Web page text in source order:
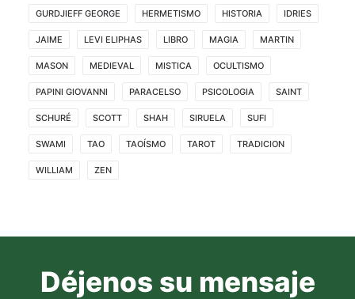
GURDJIEFF GEORGE HERMETISMO HISTORIA IDRIES
JAIME LEVI ELIPHAS LIBRO MAGIA MARTIN
MASON MEDIEVAL MISTICA OCULTISMO
PAPINI GIOVANNI PARACELSO PSICOLOGIA SAINT
SCHURÉ SCOTT SHAH SIRUELA SUFI
SWAMI TAO TAOÍSMO TAROT TRADICION
WILLIAM ZEN
Déjenos su mensaje